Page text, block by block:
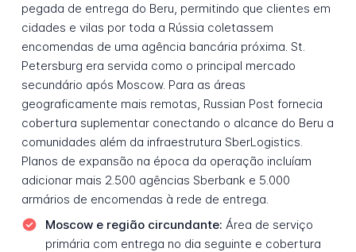
pegada de entrega do Beru, permitindo que clientes em
cidades e vilas por toda a Rússia coletassem
encomendas de uma agência bancária próxima. St.
Petersburg era servida como o principal mercado
secundário após Moscow. Para as áreas
geograficamente mais remotas, Russian Post fornecia
cobertura suplementar conectando o alcance do Beru a
comunidades além da infraestrutura SberLogistics.
Planos de expansão na época da operação incluíam
adicionar mais 2.500 agências Sberbank e 5.000
armários de encomendas à rede de entrega.
Moscow e região circundante: Área de serviço
primária com entrega no dia seguinte e cobertura